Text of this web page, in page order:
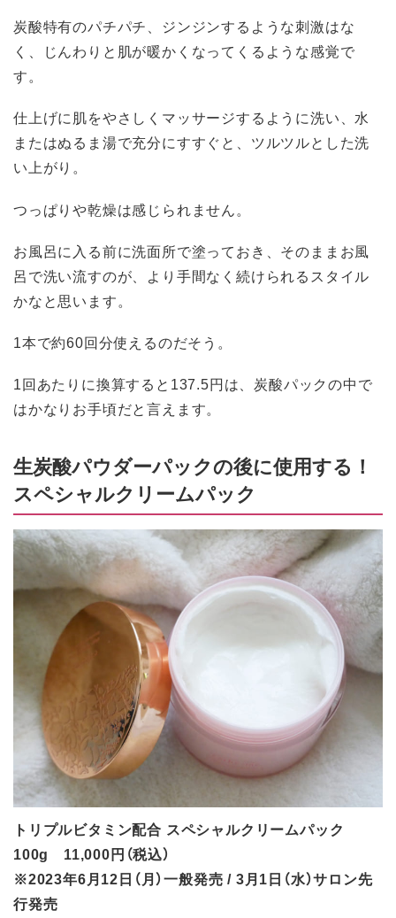
炭酸特有のパチパチ、ジンジンするような刺激はな
く、じんわりと肌が暖かくなってくるような感覚で
す。
仕上げに肌をやさしくマッサージするように洗い、水
またはぬるま湯で充分にすすぐと、ツルツルとした洗
い上がり。
つっぱりや乾燥は感じられません。
お風呂に入る前に洗面所で塗っておき、そのままお風
呂で洗い流すのが、より手間なく続けられるスタイル
かなと思います。
1本で約60回分使えるのだそう。
1回あたりに換算すると137.5円は、炭酸パックの中で
はかなりお手頃だと言えます。
生炭酸パウダーパックの後に使用する！
スペシャルクリームパック
トリプルビタミン配合 スペシャルクリームパック
100g 11,000円（税込）
※2023年6月12日（月）一般発売 / 3月1日（水）サロン先
行発売